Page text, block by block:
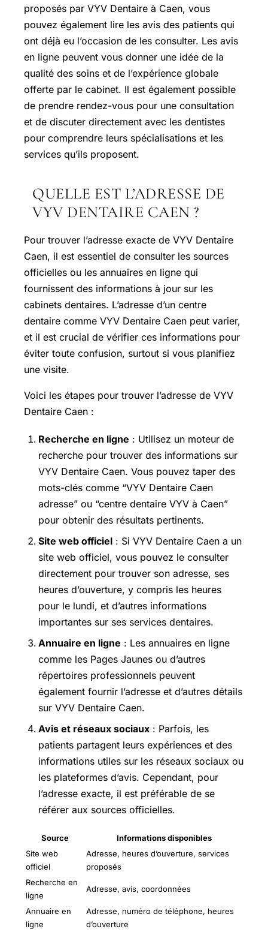
proposés par VYV Dentaire à Caen, vous
pouvez également lire les avis des patients qui
ont déjà eu l’occasion de les consulter. Les avis
en ligne peuvent vous donner une idée de la
qualité des soins et de l’expérience globale
offerte par le cabinet. Il est également possible
de prendre rendez-vous pour une consultation
et de discuter directement avec les dentistes
pour comprendre leurs spécialisations et les
services qu’ils proposent.
QUELLE EST L’ADRESSE DE
VYV DENTAIRE CAEN ?
Pour trouver l’adresse exacte de VYV Dentaire
Caen, il est essentiel de consulter les sources
officielles ou les annuaires en ligne qui
fournissent des informations à jour sur les
cabinets dentaires. L’adresse d’un centre
dentaire comme VYV Dentaire Caen peut varier,
et il est crucial de vérifier ces informations pour
éviter toute confusion, surtout si vous planifiez
une visite.
Voici les étapes pour trouver l’adresse de VYV
Dentaire Caen :
Recherche en ligne : Utilisez un moteur de
recherche pour trouver des informations sur
VYV Dentaire Caen. Vous pouvez taper des
mots-clés comme “VYV Dentaire Caen
adresse” ou “centre dentaire VYV à Caen”
pour obtenir des résultats pertinents.
Site web officiel : Si VYV Dentaire Caen a un
site web officiel, vous pouvez le consulter
directement pour trouver son adresse, ses
heures d’ouverture, y compris les heures
pour le lundi, et d’autres informations
importantes sur ses services dentaires.
Annuaire en ligne : Les annuaires en ligne
comme les Pages Jaunes ou d’autres
répertoires professionnels peuvent
également fournir l’adresse et d’autres détails
sur VYV Dentaire Caen.
Avis et réseaux sociaux : Parfois, les
patients partagent leurs expériences et des
informations utiles sur les réseaux sociaux ou
les plateformes d’avis. Cependant, pour
l’adresse exacte, il est préférable de se
référer aux sources officielles.
Source
Informations disponibles
Site web
officiel
Adresse, heures d’ouverture, services
proposés
Recherche en
ligne
Adresse, avis, coordonnées
Annuaire en
ligne
Adresse, numéro de téléphone, heures
d’ouverture